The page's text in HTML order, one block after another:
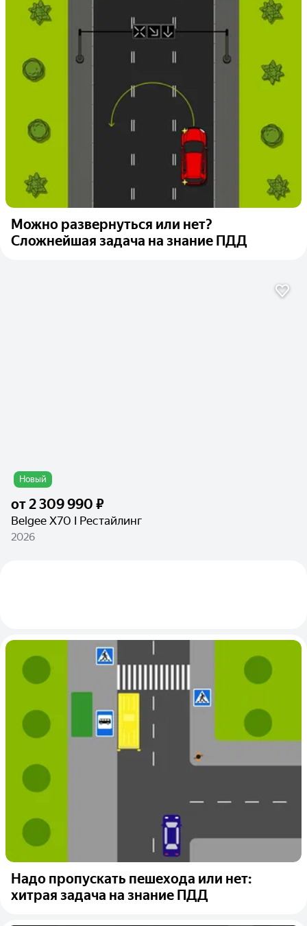
Можно развернуться или нет?
Сложнейшая задача на знание ПДД
Новый
от2 309 990 ₽
Belgee X70 I Рестайлинг
2026
Надо пропускать пешехода или нет:
хитрая задача на знание ПДД